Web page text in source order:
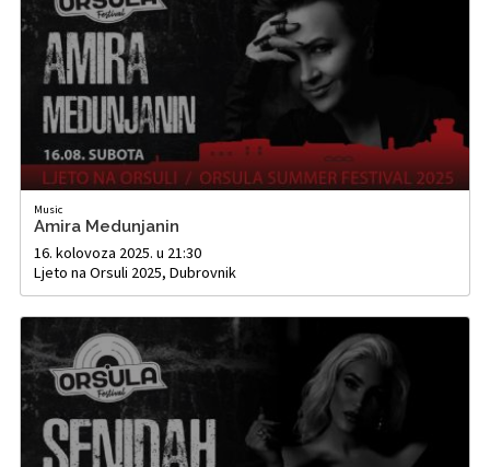
Music
Amira Medunjanin
16. kolovoza 2025. u 21:30
Ljeto na Orsuli 2025, Dubrovnik